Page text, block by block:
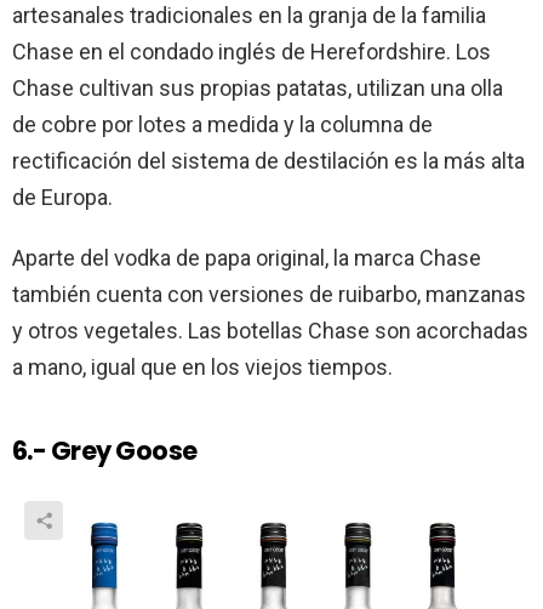
artesanales tradicionales en la granja de la familia
Chase en el condado inglés de Herefordshire. Los
Chase cultivan sus propias patatas, utilizan una olla
de cobre por lotes a medida y la columna de
rectificación del sistema de destilación es la más alta
de Europa.
Aparte del vodka de papa original, la marca Chase
también cuenta con versiones de ruibarbo, manzanas
y otros vegetales. Las botellas Chase son acorchadas
a mano, igual que en los viejos tiempos.
6.- Grey Goose